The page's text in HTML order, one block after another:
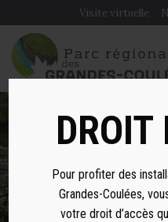
Visite virtuelle
PÊCHE
DROIT
Pour profiter des
Grandes-Coulées,
votre droit d’accès